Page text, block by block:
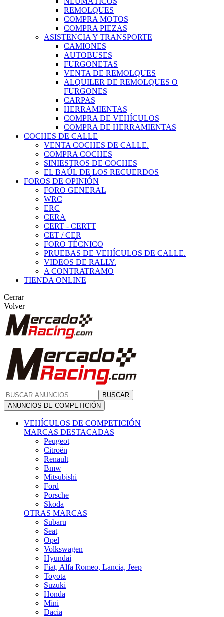
REMOLQUES
COMPRA MOTOS
COMPRA PIEZAS
ASISTENCIA Y TRANSPORTE
CAMIONES
AUTOBUSES
FURGONETAS
VENTA DE REMOLQUES
ALQUILER DE REMOLQUES O
FURGONES
CARPAS
HERRAMIENTAS
COMPRA DE VEHÍCULOS
COMPRA DE HERRAMIENTAS
COCHES DE CALLE
VENTA COCHES DE CALLE.
COMPRA COCHES
SINIESTROS DE COCHES
EL BAÚL DE LOS RECUERDOS
FOROS DE OPINIÓN
FORO GENERAL
WRC
ERC
CERA
CERT - CERTT
CET / CER
FORO TÉCNICO
PRUEBAS DE VEHÍCULOS DE CALLE.
VIDEOS DE RALLY.
A CONTRATRAMO
TIENDA ONLINE
Cerrar
Volver
BUSCAR
ANUNCIOS DE COMPETICIÓN
VEHÍCULOS DE COMPETICIÓN
MARCAS DESTACADAS
Peugeot
Citroën
Renault
Bmw
Mitsubishi
Ford
Porsche
Skoda
OTRAS MARCAS
Subaru
Seat
Opel
Volkswagen
Hyundai
Fiat, Alfa Romeo, Lancia, Jeep
Toyota
Suzuki
Honda
Mini
Dacia